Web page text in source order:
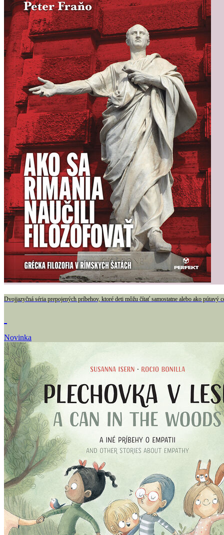
Dvojjazyčná séria prepojených príbehov, ktoré deti môžu čítať samostatne alebo ako pútavý
Novinka